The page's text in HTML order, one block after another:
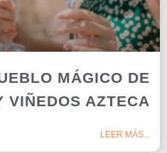
MÁGICO DE
VIÑEDOS AZTECA
LEER MÁS...